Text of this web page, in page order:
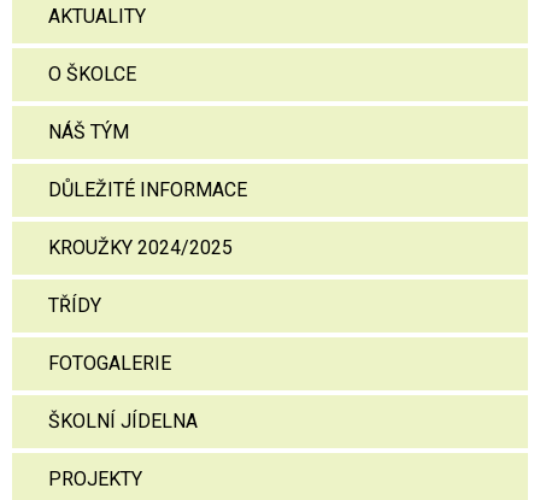
AKTUALITY
O ŠKOLCE
NÁŠ TÝM
DŮLEŽITÉ INFORMACE
KROUŽKY 2024/2025
TŘÍDY
FOTOGALERIE
ŠKOLNÍ JÍDELNA
PROJEKTY